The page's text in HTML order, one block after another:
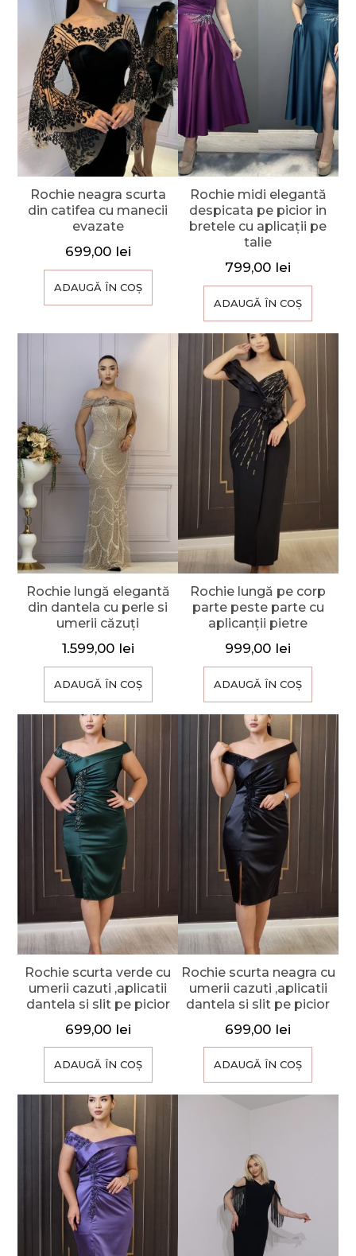
Rochie neagra scurta
din catifea cu manecii
evazate
699,00 lei
ADAUGĂ ÎN COȘ
Rochie midi elegantă
despicata pe picior in
bretele cu aplicații pe
talie
799,00 lei
ADAUGĂ ÎN COȘ
Rochie lungă elegantă
din dantela cu perle si
umerii căzuți
1.599,00 lei
ADAUGĂ ÎN COȘ
Rochie lungă pe corp
parte peste parte cu
aplicanții pietre
999,00 lei
ADAUGĂ ÎN COȘ
Rochie scurta verde cu
umerii cazuti ,aplicatii
dantela si slit pe picior
699,00 lei
ADAUGĂ ÎN COȘ
Rochie scurta neagra cu
umerii cazuti ,aplicatii
dantela si slit pe picior
699,00 lei
ADAUGĂ ÎN COȘ